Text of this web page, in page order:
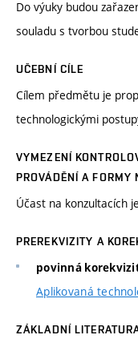
Do výuky budou
souladu s tvorbou
UČEBNÍ CÍLE
Cílem předmětu je
technologickými
VYMEZENÍ
PROVÁDĚNÍ A FORMY
Účast na konzultacích
PREREKVIZITY A
povinná
Aplikovaná
ZÁKLADNÍ